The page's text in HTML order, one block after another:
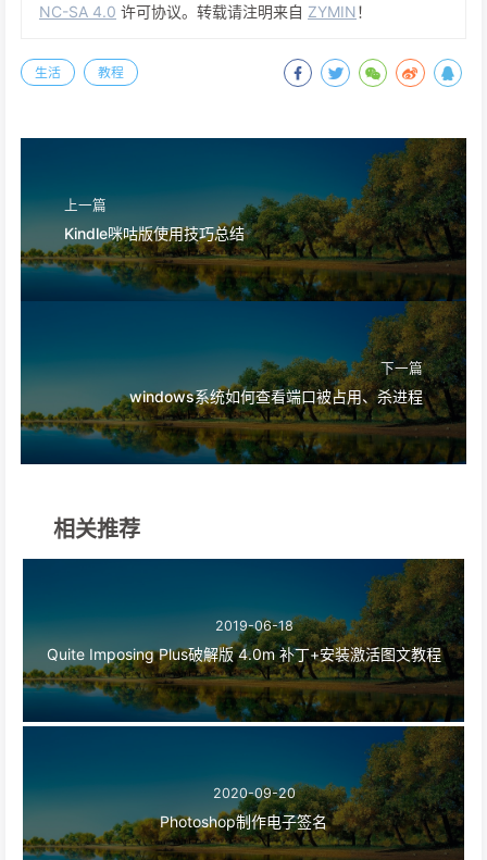
NC-SA 4.0 许可协议。转载请注明来自 ZYMIN！
生活 教程
上一篇
Kindle咪咕版使用技巧总结
下一篇
windows系统如何查看端口被占用、杀进程
相关推荐
2019-06-18
Quite Imposing Plus破解版 4.0m 补丁+安装激活图文教程
2020-09-20
Photoshop制作电子签名